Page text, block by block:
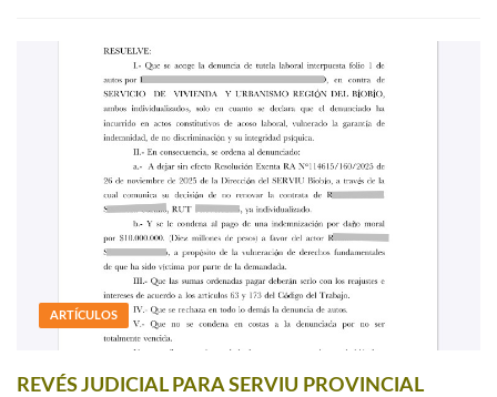
ARTÍCULOS
REVÉS JUDICIAL PARA SERVIU PROVINCIAL